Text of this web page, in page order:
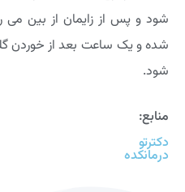
شود و پس از زایمان از بین می
شده و یک ساعت بعد از خوردن
شود.
منابع:
دکترتو
درمانکده